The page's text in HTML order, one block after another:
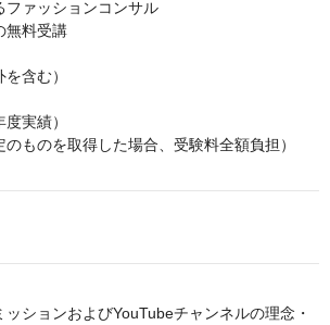
ファッションコンサル
無料受講
含む）
実績）
のものを取得した場合、受験料全額負担）
ッションおよびYouTubeチャンネルの理念・